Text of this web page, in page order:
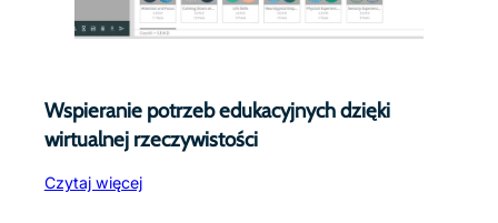
Wspieranie potrzeb edukacyjnych dzięki
wirtualnej rzeczywistości
Czytaj więcej